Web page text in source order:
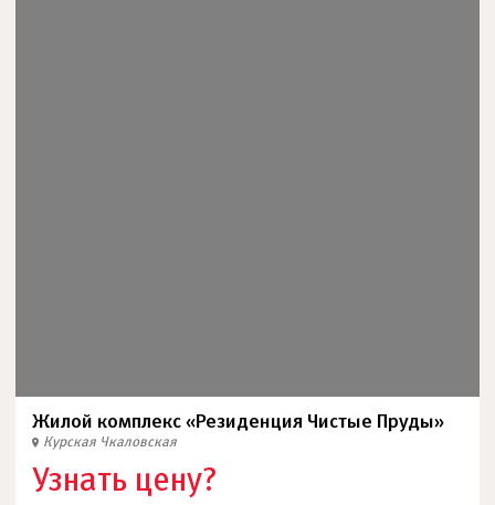
Жилой комплекс «Резиденция Чистые Пруды»
Курская Чкаловская
Узнать цену?